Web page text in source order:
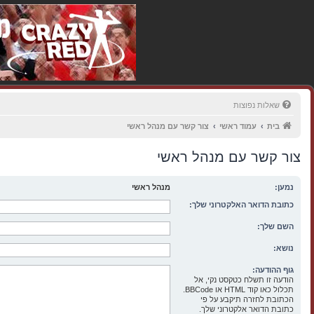
שאלות נפוצות
בית עמוד ראשי צור קשר עם מנהל ראשי
צור קשר עם מנהל ראשי
נמען: מנהל ראשי
כתובת הדואר האלקטרוני שלך:
השם שלך:
נושא:
גוף ההודעה:
הודעה זו תשלח כטקסט נקי, אל
הכתובת לחזרה תיקבע על פי
כתובת הדואר אלקטרוני שלך.